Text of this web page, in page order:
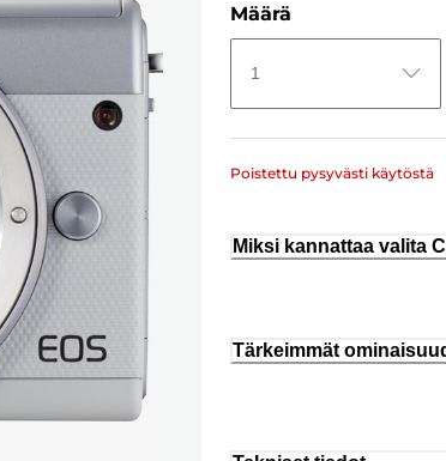
Määrä
1
Poistettu pysyvästi käytöstä
Miksi kannattaa valita
Tärkeimmät